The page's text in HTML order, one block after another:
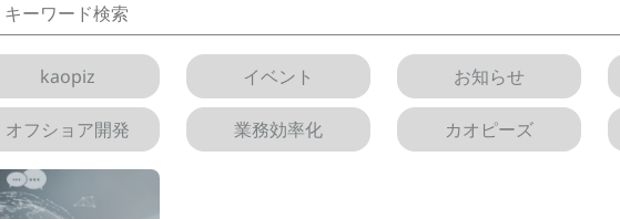
kaopiz イベント お知らせ
オフショア開発 業務効率化 カオピーズ